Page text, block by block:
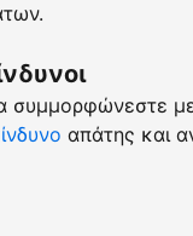
συμμορφώνεστε με
απάτης και